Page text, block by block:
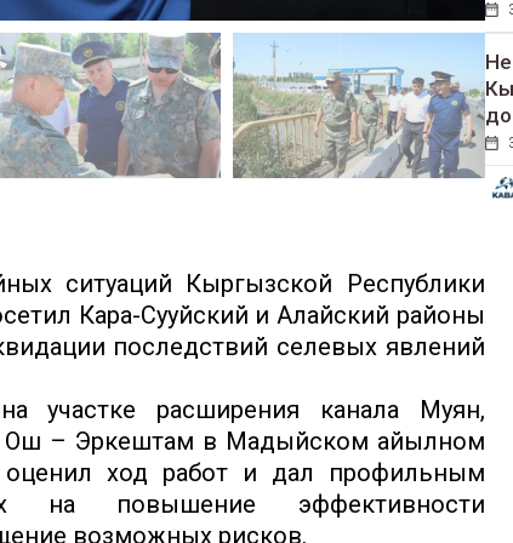
ситуаций Кыргызской Республики
Кара-Сууйский и Алайский районы
последствий селевых явлений
расширения канала Муян,
Ош – Эркештам в Мадыйском айылном
оценил ход работ и дал профильным
на повышение эффективности
возможных рисков.